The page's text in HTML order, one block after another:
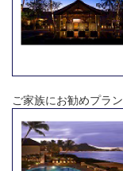
ご家族にお勧めプラン